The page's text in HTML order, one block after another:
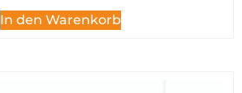
In den Warenkorb